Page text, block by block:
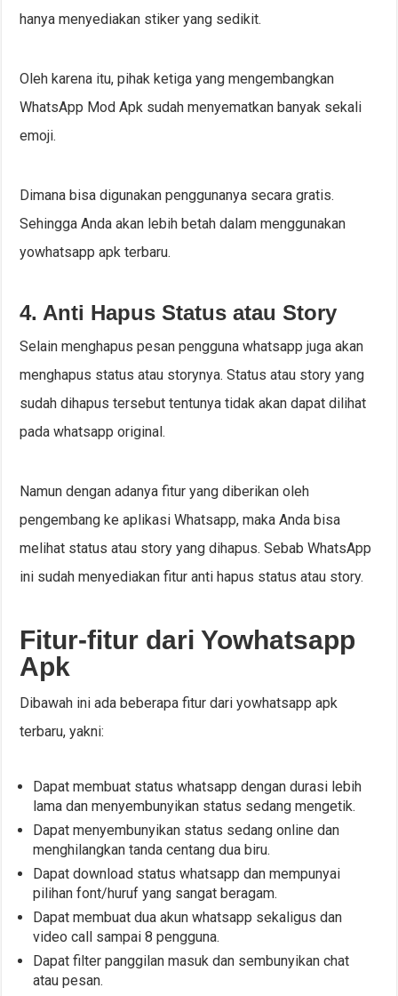
hanya menyediakan stiker yang sedikit.
Oleh karena itu, pihak ketiga yang mengembangkan
WhatsApp Mod Apk sudah menyematkan banyak sekali
emoji.
Dimana bisa digunakan penggunanya secara gratis.
Sehingga Anda akan lebih betah dalam menggunakan
yowhatsapp apk terbaru.
4. Anti Hapus Status atau Story
Selain menghapus pesan pengguna whatsapp juga akan
menghapus status atau storynya. Status atau story yang
sudah dihapus tersebut tentunya tidak akan dapat dilihat
pada whatsapp original.
Namun dengan adanya fitur yang diberikan oleh
pengembang ke aplikasi Whatsapp, maka Anda bisa
melihat status atau story yang dihapus. Sebab WhatsApp
ini sudah menyediakan fitur anti hapus status atau story.
Fitur-fitur dari Yowhatsapp
Apk
Dibawah ini ada beberapa fitur dari yowhatsapp apk
terbaru, yakni:
Dapat membuat status whatsapp dengan durasi lebih
lama dan menyembunyikan status sedang mengetik.
Dapat menyembunyikan status sedang online dan
menghilangkan tanda centang dua biru.
Dapat download status whatsapp dan mempunyai
pilihan font/huruf yang sangat beragam.
Dapat membuat dua akun whatsapp sekaligus dan
video call sampai 8 pengguna.
Dapat filter panggilan masuk dan sembunyikan chat
atau pesan.